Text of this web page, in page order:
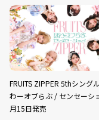
FRUITS ZIPPER 5thシング
わーオブらぶ / センセーシ
月15日発売